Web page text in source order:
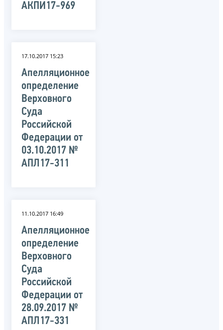
АКПИ17-969
17.10.2017 15:23
Апелляционное
определение
Верховного
Суда
Российской
Федерации от
03.10.2017 №
АПЛ17-311
11.10.2017 16:49
Апелляционное
определение
Верховного
Суда
Российской
Федерации от
28.09.2017 №
АПЛ17-331